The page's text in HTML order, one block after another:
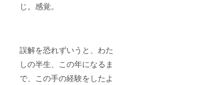
じ。感覚。
誤解を恐れずいうと、わた
しの半生、この年になるま
で、この手の経験をしたよ